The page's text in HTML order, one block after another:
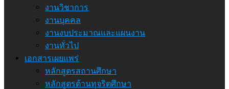
งานวิชาการ
งานบุคคล
งานงบประมาณและแผนงาน
งานทั่วไป
เอกสารเผยแพร่
หลักสูตรสถานศึกษา
หลักสูตรต้านทุจริตศึกษา